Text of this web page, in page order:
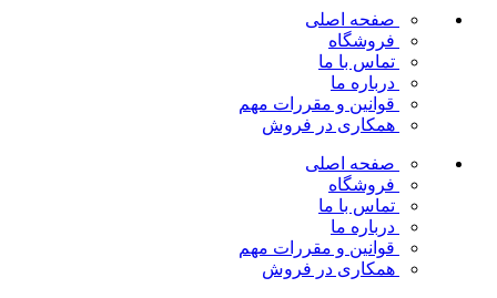
صفحه اصلی
فروشگاه
تماس با ما
درباره ما
قوانین و مقررات مهم
همکاری در فروش
صفحه اصلی
فروشگاه
تماس با ما
درباره ما
قوانین و مقررات مهم
همکاری در فروش